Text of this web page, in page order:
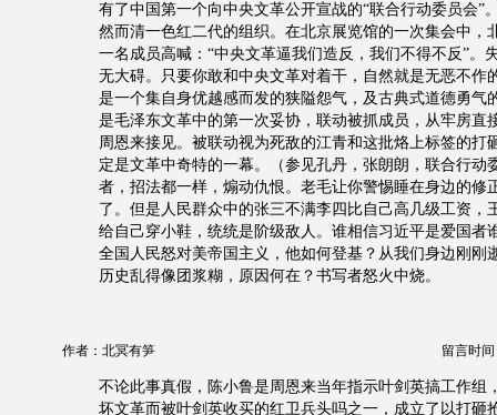
有了中国第一个向中央文革公开宣战的“联合行动委员会”
然而清一色红二代的组织。在北京展览馆的一次集会中，
一名成员高喊：“中央文革逼我们造反，我们不得不反”。
无大碍。只要你敢和中央文革对着干，自然就是无恶不作
是一个集自身优越感而发的狭隘怨气，及古典式道德勇气
是毛泽东文革中的第一次妥协，联动被抓成员，从牢房直
周恩来接见。被联动视为死敌的江青和这批烙上标签的打
定是文革中奇特的一幕。（参见孔丹，张朗朗，联合行动
者，招法都一样，煽动仇恨。老毛让你警惕睡在身边的修
了。但是人民群众中的张三不满李四比自己高几级工资，
给自己穿小鞋，统统是阶级敌人。谁相信习近平是爱国者
全国人民怒对美帝国主义，他如何登基？从我们身边刚刚
历史乱得像团浆糊，原因何在？书写者怒火中烧。
作者：北冥有笋 留言时间
不论此事真假，陈小鲁是周恩来当年指示叶剑英搞工作组
坏文革而被叶剑英收买的红卫兵头吗之一，成立了以打砸